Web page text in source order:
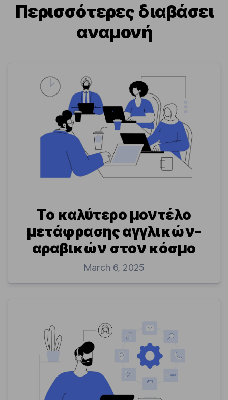
Περισσότερες διαβάσει
αναμονή
Το καλύτερο μοντέλο
μετάφρασης αγγλικών-
αραβικών στον κόσμο
March 6, 2025